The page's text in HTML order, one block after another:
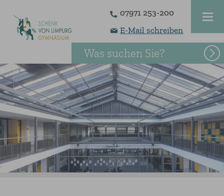
07971 253-200
E-Mail schreiben
Was suchen Sie?